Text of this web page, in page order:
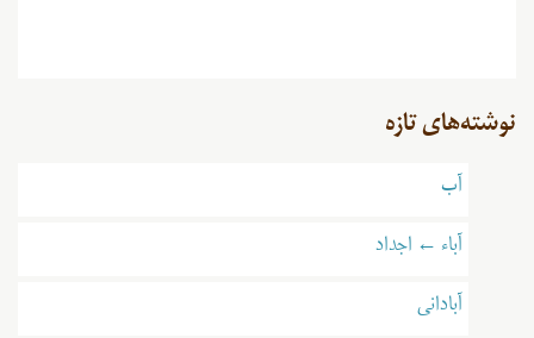
نوشته‌های تازه
آب
آباء ← اجداد
آبادانی